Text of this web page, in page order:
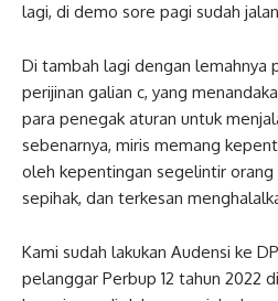
lagi, di demo sore pagi sudah
Di tambah lagi dengan lemahnya
perijinan galian c, yang
para penegak aturan untuk
sebenarnya, miris memang
oleh kepentingan segelintir orang
sepihak, dan terkesan
Kami sudah lakukan Audensi ke
pelanggar Perbup 12 tahun 2022